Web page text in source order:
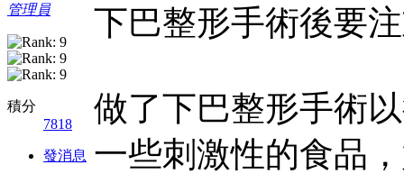
管理員
積分
7818
發消息
下巴整形手術後要
做了下巴整形手術
一些刺激性的食品